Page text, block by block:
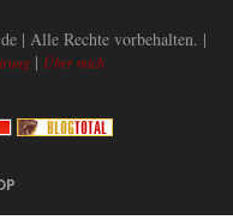
| Alle Rechte vorbehalten. |
| Über mich